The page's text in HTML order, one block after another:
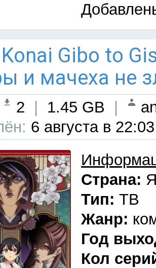
Gibo to
и мачеха не
2 1.45 GB
6 августа в 22:03
Страна:
Тип: ТВ
Жанр:
Год
Кол